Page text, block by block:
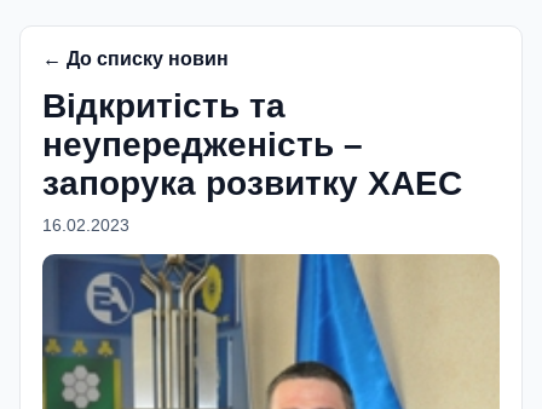
← До списку новин
Відкритість та
неупередженість –
запорука розвитку ХАЕС
16.02.2023